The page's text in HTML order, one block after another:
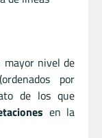
mayor nivel de
por
de los que
en la